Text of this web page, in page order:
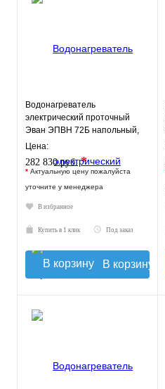
Водонагреватель
электрический проточный
Эван ЭПВН 72Б напольный,
ТЭН 72 кВт.
Цена:
282 830 руб.*
* Актуальную цену пожалуйста
уточните у менеджера
В избранное
Купить в 1 клик Под заказ
В корзину